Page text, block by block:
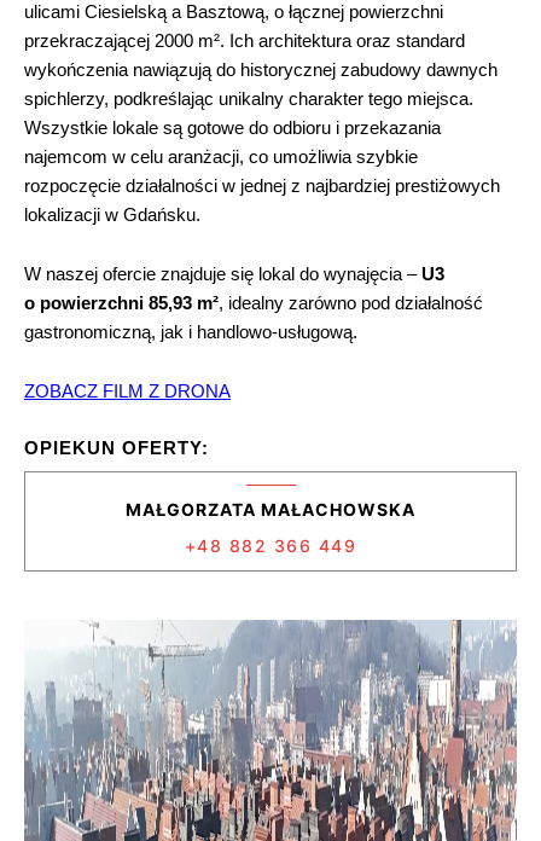
ulicami Ciesielską a Basztową, o łącznej powierzchni
przekraczającej 2000 m². Ich architektura oraz standard
wykończenia nawiązują do historycznej zabudowy dawnych
spichlerzy, podkreślając unikalny charakter tego miejsca.
Wszystkie lokale są gotowe do odbioru i przekazania
najemcom w celu aranżacji, co umożliwia szybkie
rozpoczęcie działalności w jednej z najbardziej prestiżowych
lokalizacji w Gdańsku.
W naszej ofercie znajduje się lokal do wynajęcia –U3
o powierzchni 85,93 m², idealny zarówno pod działalność
gastronomiczną, jak i handlowo-usługową.
ZOBACZ FILM Z DRONA
OPIEKUN OFERTY:
MAŁGORZATA MAŁACHOWSKA
+48 882 366 449